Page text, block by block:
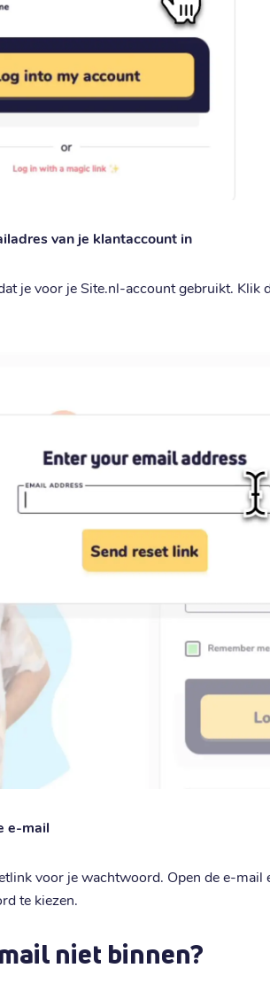
van je klantaccount in
je voor je Site.nl-account gebruikt. Klik
e-mail
voor je wachtwoord. Open de e-mail
te kiezen.
niet binnen?